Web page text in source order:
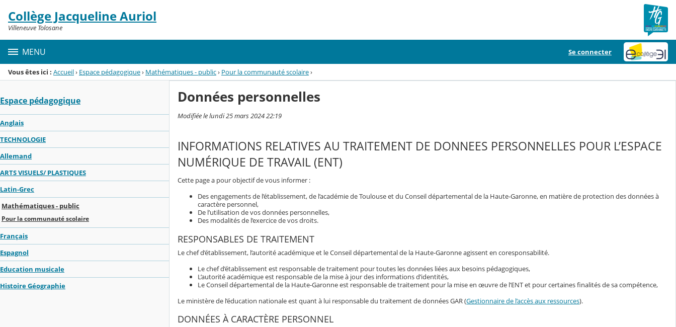
Menu de la rubrique
Contenu
Collège Jacqueline Auriol
Villeneuve Tolosane
MENU Se connecter
Vous êtes ici : Accueil› Espace pédagogique› Mathématiques - public› Pour la communauté scolaire›
Espace pédagogique
Anglais
TECHNOLOGIE
Allemand
ARTS VISUELS/ PLASTIQUES
Latin-Grec
Mathématiques - public
Pour la communauté scolaire
Français
Espagnol
Education musicale
Histoire Géographie
Données personnelles
Modifiée le lundi 25 mars 2024 22:19
INFORMATIONS RELATIVES AU TRAITEMENT DE DONNEES PERSONNELLES POUR L’ESPACE
NUMÉRIQUE DE TRAVAIL (ENT)
Cette page a pour objectif de vous informer :
Des engagements de l’établissement, de l’académie de Toulouse et du Conseil départemental de la Haute-Garonne, en matière de protection des données à
caractère personnel,
De l’utilisation de vos données personnelles,
Des modalités de l’exercice de vos droits.
RESPONSABLES DE TRAITEMENT
Le chef d’établissement, l’autorité académique et le Conseil départemental de la Haute-Garonne agissent en coresponsabilité.
Le chef d’établissement est responsable de traitement pour toutes les données liées aux besoins pédagogiques,
L’autorité académique est responsable de la mise à jour des informations d’identités,
Le Conseil départemental de la Haute-Garonne est responsable de traitement pour la mise en œuvre de l’ENT et pour certaines finalités de sa compétence,
Le ministère de l’éducation nationale est quant à lui responsable du traitement de données GAR (Gestionnaire de l’accès aux ressources).
DONNÉES À CARACTÈRE PERSONNEL